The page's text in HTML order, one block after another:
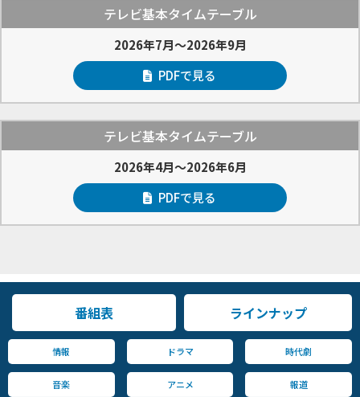
テレビ基本タイムテーブル
2026年7月～2026年9月
PDFで見る
テレビ基本タイムテーブル
2026年4月～2026年6月
PDFで見る
番組表 ラインナップ
情報 ドラマ 時代劇
音楽 アニメ 報道